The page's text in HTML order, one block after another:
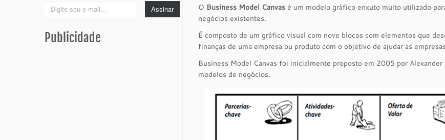
Digite
mail…
Assinar
Publicidade
O Business Model Canvas é um modelo gráfico enxuto muito utilizado
negócios existentes.
É composto de um gráfico visual com nove blocos com elementos que
finanças de uma empresa ou produto com o objetivo de ajudar as
Business Model Canvas foi inicialmente proposto em 2005 por
modelos de negócios.